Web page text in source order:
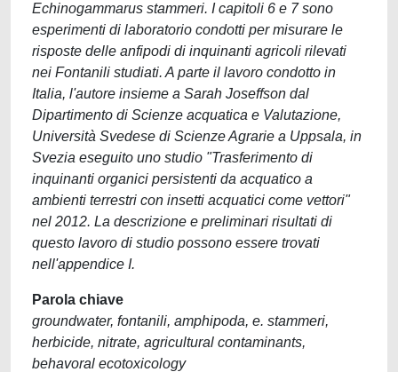
Echinogammarus stammeri. I capitoli 6 e 7 sono
esperimenti di laboratorio condotti per misurare le
risposte delle anfipodi di inquinanti agricoli rilevati
nei Fontanili studiati. A parte il lavoro condotto in
Italia, l'autore insieme a Sarah Joseffson dal
Dipartimento di Scienze acquatica e Valutazione,
Università Svedese di Scienze Agrarie a Uppsala, in
Svezia eseguito uno studio "Trasferimento di
inquinanti organici persistenti da acquatico a
ambienti terrestri con insetti acquatici come vettori"
nel 2012. La descrizione e preliminari risultati di
questo lavoro di studio possono essere trovati
nell'appendice I.
Parola chiave
groundwater, fontanili, amphipoda, e. stammeri,
herbicide, nitrate, agricultural contaminants,
behavoral ecotoxicology